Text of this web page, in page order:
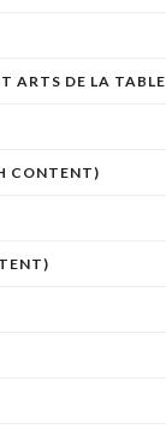
ARTS DE LA TABLE
CONTENT)